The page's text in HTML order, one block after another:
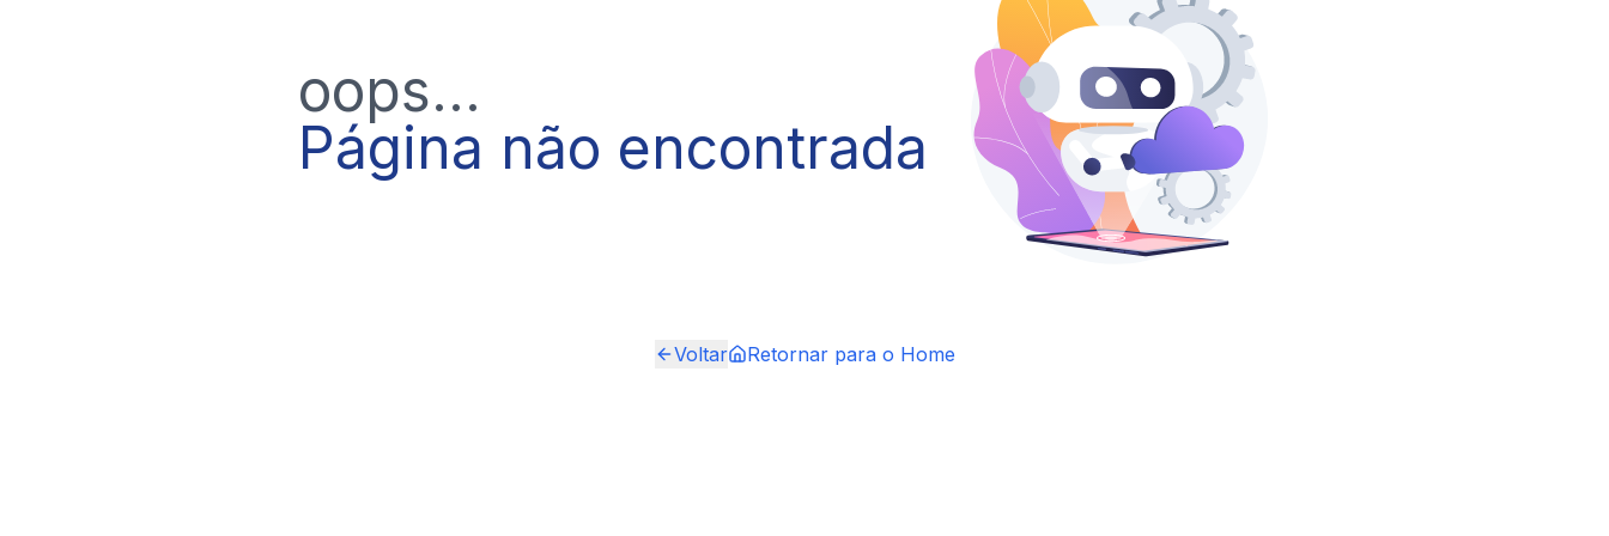
oops...
Página não encontrada
Voltar Retornar para o Home